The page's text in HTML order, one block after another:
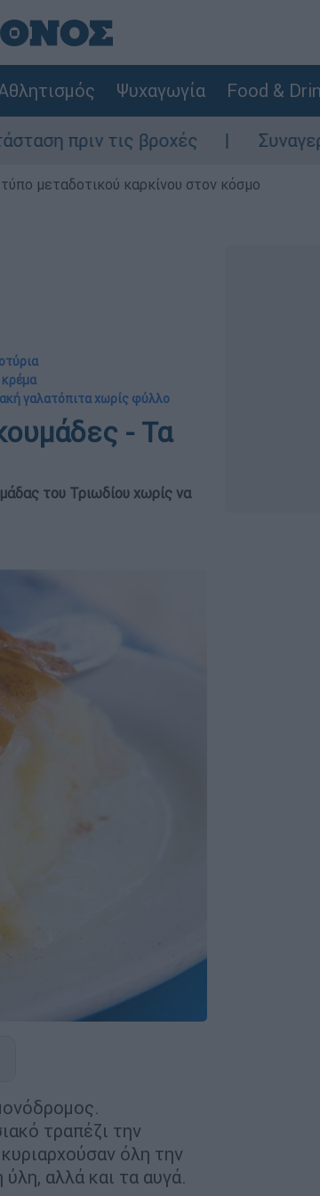
Ψυχαγωγία Food &
Συναγερμός στον
μεταδοτικού καρκίνου στον κόσμο
κρέμα
γαλατόπιτα χωρίς φύλλο
- Τα
του Τριωδίου χωρίς να
τραπέζι την
όλη την
αλλά και τα αυγά.